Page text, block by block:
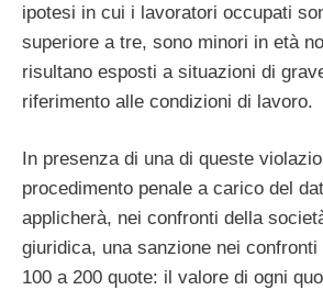
ipotesi in cui i lavoratori occupati
superiore a tre, sono minori in età
risultano esposti a situazioni di
riferimento alle condizioni di lavoro.
In presenza di una di queste
procedimento penale a carico del
applicherà, nei confronti della
giuridica, una sanzione nei
100 a 200 quote: il valore di ogni